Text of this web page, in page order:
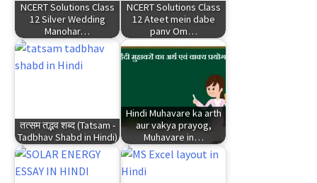
NCERT Solutions Class
12 Silver Wedding
Manohar…
NCERT Solutions Class
12 Ateet mein dabe
panv Om…
तत्सम तद्भव शब्द (Tatsam -
Tadbhav Shabd in Hindi)
Hindi Muhavare ka arth
aur vakya prayog,
Muhavare in…